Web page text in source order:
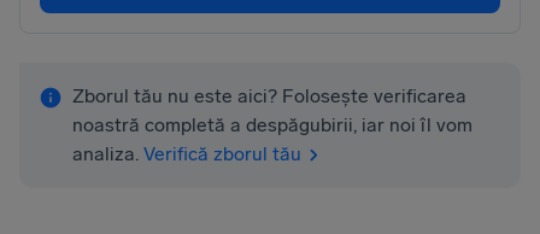
Zborul tău nu este aici? Folosește verificarea
noastră completă a despăgubirii, iar noi îl vom
analiza. Verifică zborul tău